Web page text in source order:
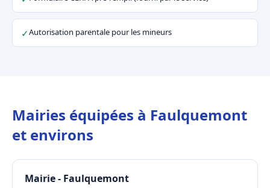
✓Autorisation parentale pour les mineurs
Mairies équipées à Faulquemont
et environs
Mairie - Faulquemont